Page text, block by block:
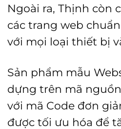
Ngoài ra, Thịnh còn
các trang web
với mọi loại thiết bị
Sản phẩm mẫu
dựng trên mã
với mã Code đơn
được tối ưu hóa để